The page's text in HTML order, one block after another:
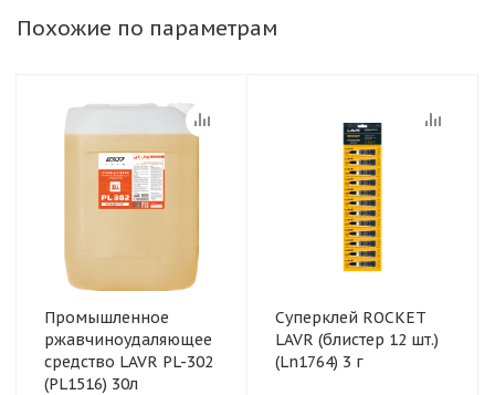
Похожие по параметрам
Промышленное
ржавчиноудаляющее
средство LAVR PL-302
(PL1516) 30л
Суперклей ROCKET
LAVR (блистер 12 шт.)
(Ln1764) 3 г